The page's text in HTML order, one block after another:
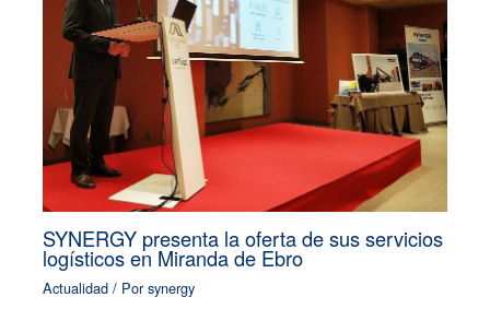
SYNERGY presenta la oferta de sus servicios
logísticos en Miranda de Ebro
Actualidad / Porsynergy